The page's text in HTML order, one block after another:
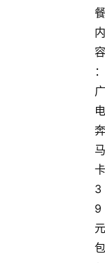
餐
内
容
：
广
电
奔
马
卡
3
9
元
包